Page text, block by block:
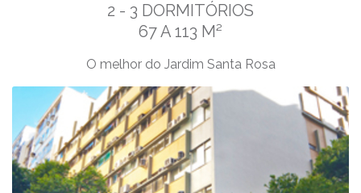
2 - 3 DORMITÓRIOS
67 A 113 M²
O melhor do Jardim Santa Rosa